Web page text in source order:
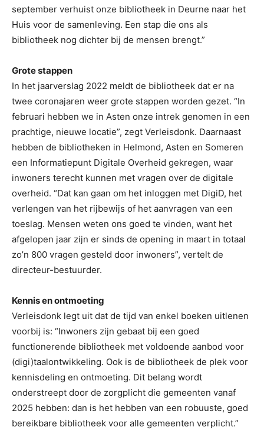
september verhuist onze bibliotheek in Deurne naar het
Huis voor de samenleving. Een stap die ons als
bibliotheek nog dichter bij de mensen brengt.”
Grote stappen
In het jaarverslag 2022 meldt de bibliotheek dat er na
twee coronajaren weer grote stappen worden gezet. “In
februari hebben we in Asten onze intrek genomen in een
prachtige, nieuwe locatie”, zegt Verleisdonk. Daarnaast
hebben de bibliotheken in Helmond, Asten en Someren
een Informatiepunt Digitale Overheid gekregen, waar
inwoners terecht kunnen met vragen over de digitale
overheid. “Dat kan gaan om het inloggen met DigiD, het
verlengen van het rijbewijs of het aanvragen van een
toeslag. Mensen weten ons goed te vinden, want het
afgelopen jaar zijn er sinds de opening in maart in totaal
zo’n 800 vragen gesteld door inwoners”, vertelt de
directeur-bestuurder.
Kennis en ontmoeting
Verleisdonk legt uit dat de tijd van enkel boeken uitlenen
voorbij is: “Inwoners zijn gebaat bij een goed
functionerende bibliotheek met voldoende aanbod voor
(digi)taalontwikkeling. Ook is de bibliotheek de plek voor
kennisdeling en ontmoeting. Dit belang wordt
onderstreept door de zorgplicht die gemeenten vanaf
2025 hebben: dan is het hebben van een robuuste, goed
bereikbare bibliotheek voor alle gemeenten verplicht.”